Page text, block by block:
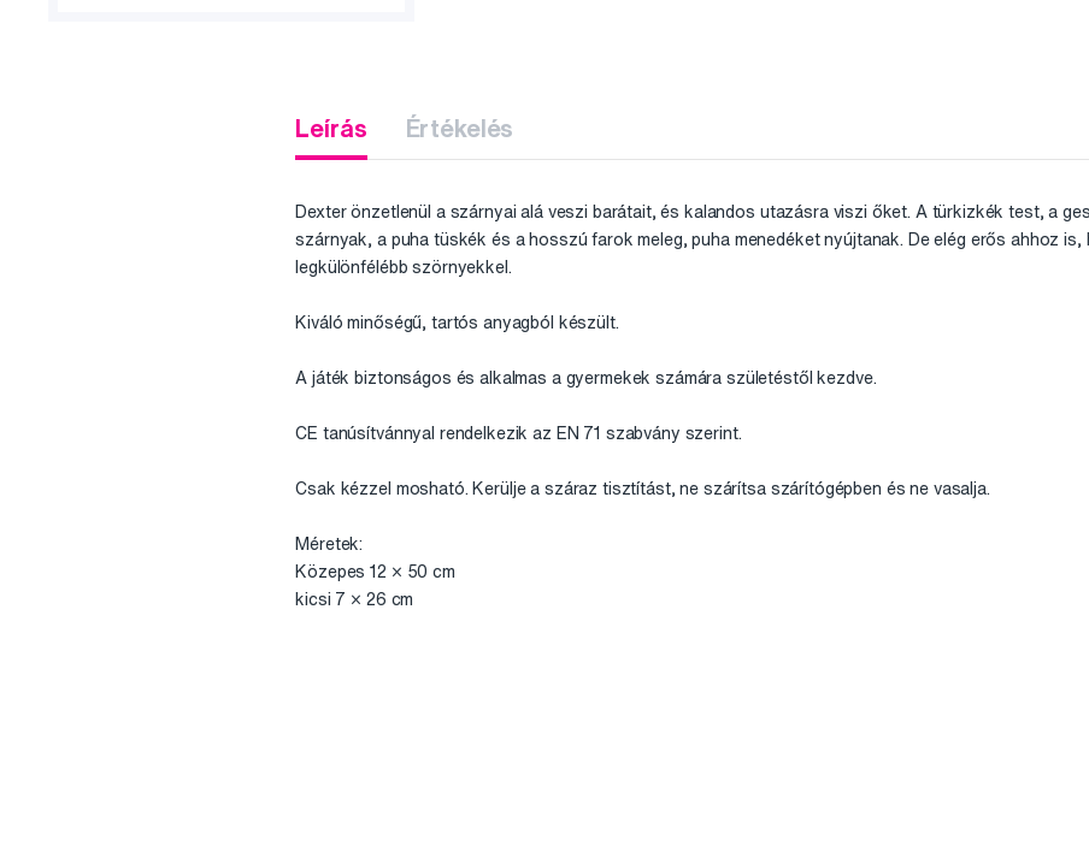
Leírás Értékelés
Dexter önzetlenül a szárnyai alá veszi barátait, és kalandos utazásra viszi őket. A türkizkék test, a
szárnyak, a puha tüskék és a hosszú farok meleg, puha menedéket nyújtanak. De elég erős ahhoz
legkülönfélébb szörnyekkel.
Kiváló minőségű, tartós anyagból készült.
A játék biztonságos és alkalmas a gyermekek számára születéstől kezdve.
CE tanúsítvánnyal rendelkezik az EN 71 szabvány szerint.
Csak kézzel mosható. Kerülje a száraz tisztítást, ne szárítsa szárítógépben és ne vasalja.
Méretek:
Közepes 12 × 50 cm
kicsi 7 × 26 cm